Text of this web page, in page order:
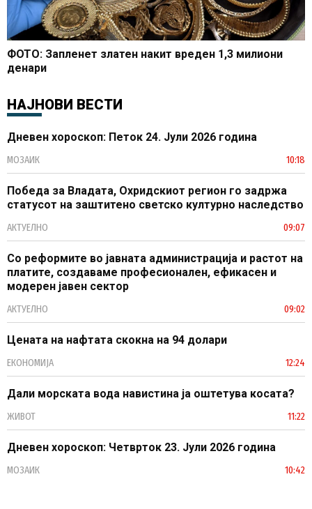
ФОТО: Запленет златен накит вреден 1,3 милиони
денари
НАЈНОВИ ВЕСТИ
Дневен хороскоп: Петок 24. Јули 2026 година
МОЗАИК 10:18
Победа за Владата, Охридскиот регион го задржа
статусот на заштитено светско културно наследство
АКТУЕЛНО 09:07
Со реформите во јавната администрација и растот на
платите, создаваме професионален, ефикасен и
модерен јавен сектор
АКТУЕЛНО 09:02
Цената на нафтата скокна на 94 долари
ЕКОНОМИЈА 12:24
Дали морската вода навистина ја оштетува косата?
ЖИВОТ 11:22
Дневен хороскоп: Четврток 23. Јули 2026 година
МОЗАИК 10:42